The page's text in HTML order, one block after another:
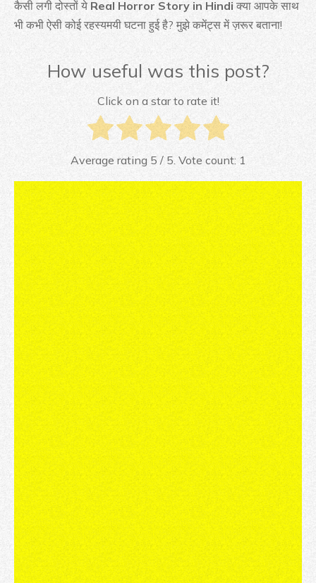
कैसी लगी दोस्तों ये Real Horror Story in Hindi क्या आपके साथ
भी कभी ऐसी कोई रहस्यमयी घटना हुई है? मुझे कमेंट्स में ज़रूर बताना!
How useful was this post?
Click on a star to rate it!
Average rating 5 / 5. Vote count: 1